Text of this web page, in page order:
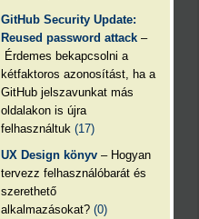
GitHub Security Update:
Reused password attack –
Érdemes bekapcsolni a
kétfaktoros azonosítást, ha a
GitHub jelszavunkat más
oldalakon is újra
felhasználtuk(17)
UX Design könyv – Hogyan
tervezz felhasználóbarát és
szerethető
alkalmazásokat?(0)